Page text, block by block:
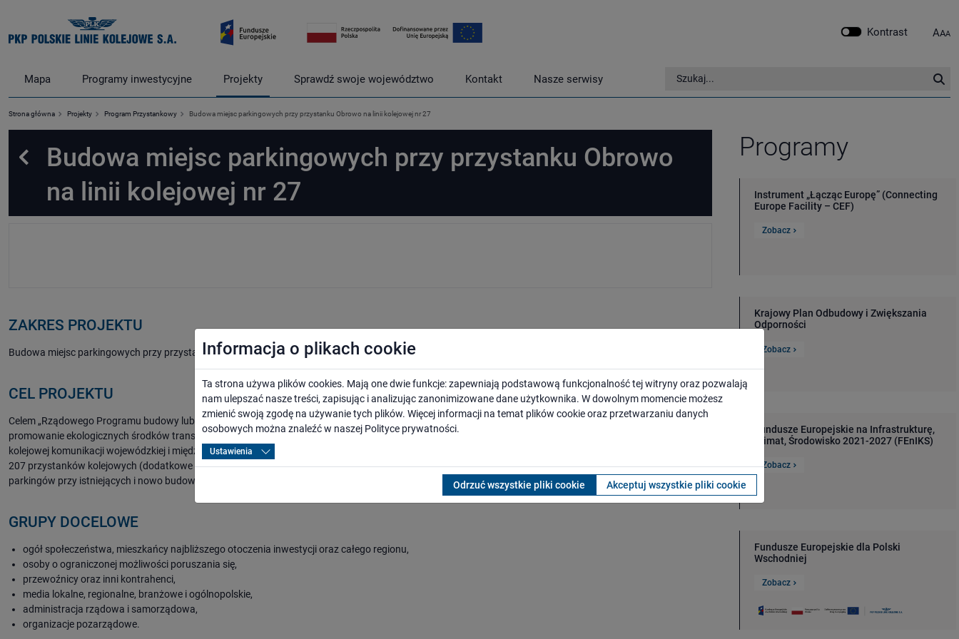
Kontrast AAA
Mapa Programy inwestycyjne Projekty Sprawdź swoje województwo Kontakt Nasze serwisy Szukaj w serwisie
Strona główna Projekty Program Przystankowy Budowa miejsc parkingowych przy przystanku Obrowo na linii kolejowej nr 27
Powrót
Budowa miejsc parkingowych przy przystanku Obrowo
na linii kolejowej nr 27
ZAKRES PROJEKTU
Budowa miejsc parkingowych przy przystanku Obrowo na linii kolejowej nr 27
CEL PROJEKTU
Celem „Rządowego Programu budowy lub modernizacji przystanków kolejowych na lata 2021-2026” jest przeciwdziałanie wykluczeniu komunikacyjnemu,
promowanie ekologicznych środków transportu oraz wspieranie polskiej gospodarki. Zaplanowane zadania inwestycyjne umożliwią podróżnym dostęp do
kolejowej komunikacji wojewódzkiej i międzywojewódzkiej. W skali całego kraju w ramach Programu Przystankowego przewidziano budowę lub modernizację
207 przystanków kolejowych (dodatkowe 107 jest na liście rezerwowej). Na ten cel przeznaczono ponad 1 mld zł. Zaplanowano także realizację ponad 100
parkingów przy istniejących i nowo budowanych przystankach. Kwota przeznaczona na budowę parkingów to 74,31 mln zł.
GRUPY DOCELOWE
ogół społeczeństwa, mieszkańcy najbliższego otoczenia inwestycji oraz całego regionu,
osoby o ograniczonej możliwości poruszania się,
przewoźnicy oraz inni kontrahenci,
media lokalne, regionalne, branżowe i ogólnopolskie,
administracja rządowa i samorządowa,
organizacje pozarządowe.
Programy
Instrument „Łącząc Europę” (Connecting
Europe Facility – CEF)
Zobacz
Krajowy Plan Odbudowy i Zwiększania
Odporności
Zobacz
Fundusze Europejskie na Infrastrukturę,
Klimat, Środowisko 2021-2027 (FEnIKS)
Zobacz
Fundusze Europejskie dla Polski
Wschodniej
Zobacz
Informacja o plikach cookie
Ta strona używa plików cookies. Mają one dwie funkcje: zapewniają podstawową funkcjonalność tej witryny oraz pozwalają
nam ulepszać nasze treści, zapisując i analizując zanonimizowane dane użytkownika. W dowolnym momencie możesz
zmienić swoją zgodę na używanie tych plików. Więcej informacji na temat plików cookie oraz przetwarzaniu danych
osobowych można znaleźć w naszej Polityce prywatności.
Ustawienia
Odrzuć wszystkie pliki cookie Akceptuj wszystkie pliki cookie